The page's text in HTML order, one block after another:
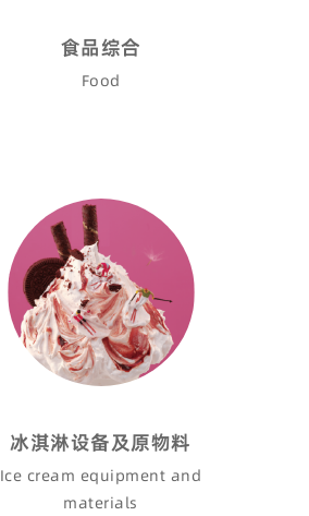
食品综合
Food
冰淇淋设备及原物料
Ice cream equipment and
materials